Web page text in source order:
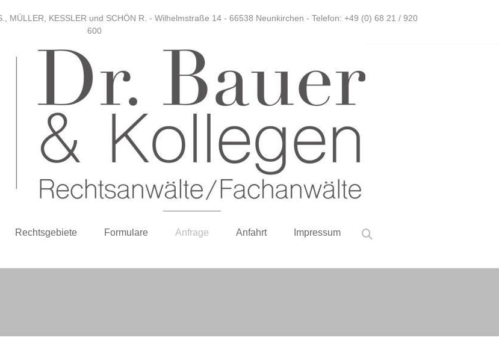
MÜLLER, KESSLER und SCHÖN R. - Wilhelmstraße 14 - 66538 Neunkirchen - Telefon: +49 (0) 68 21 / 920
600
Rechtsgebiete Formulare Anfrage Anfahrt Impressum